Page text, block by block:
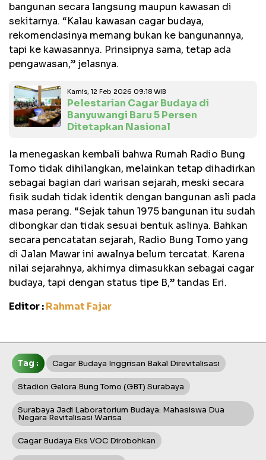
bangunan secara langsung maupun kawasan di
sekitarnya. “Kalau kawasan cagar budaya,
rekomendasinya memang bukan ke bangunannya,
tapi ke kawasannya. Prinsipnya sama, tetap ada
pengawasan,” jelasnya.
Kamis, 12 Feb 2026 09:18 WIB
Pelestarian Cagar Budaya di
Banyuwangi Baru 5 Persen
Ditetapkan Nasional
Ia menegaskan kembali bahwa Rumah Radio Bung
Tomo tidak dihilangkan, melainkan tetap dihadirkan
sebagai bagian dari warisan sejarah, meski secara
fisik sudah tidak identik dengan bangunan asli pada
masa perang. “Sejak tahun 1975 bangunan itu sudah
dibongkar dan tidak sesuai bentuk aslinya. Bahkan
secara pencatatan sejarah, Radio Bung Tomo yang
di Jalan Mawar ini awalnya belum tercatat. Karena
nilai sejarahnya, akhirnya dimasukkan sebagai cagar
budaya, tapi dengan status tipe B,” tandas Eri.
Editor :Rahmat Fajar
Tag : Cagar Budaya Inggrisan Bakal Direvitalisasi
Stadion Gelora Bung Tomo (GBT) Surabaya
Surabaya Jadi Laboratorium Budaya: Mahasiswa Dua
Negara Revitalisasi Warisa
Cagar Budaya Eks VOC Dirobohkan